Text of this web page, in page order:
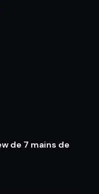
de 7 mains de